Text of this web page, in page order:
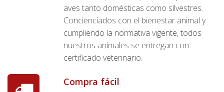
aves tanto domésticas como silvestres.
Concienciados con el bienestar animal y
cumpliendo la normativa vigente, todos
nuestros animales se entregan con
certificado veterinario.
Compra fácil